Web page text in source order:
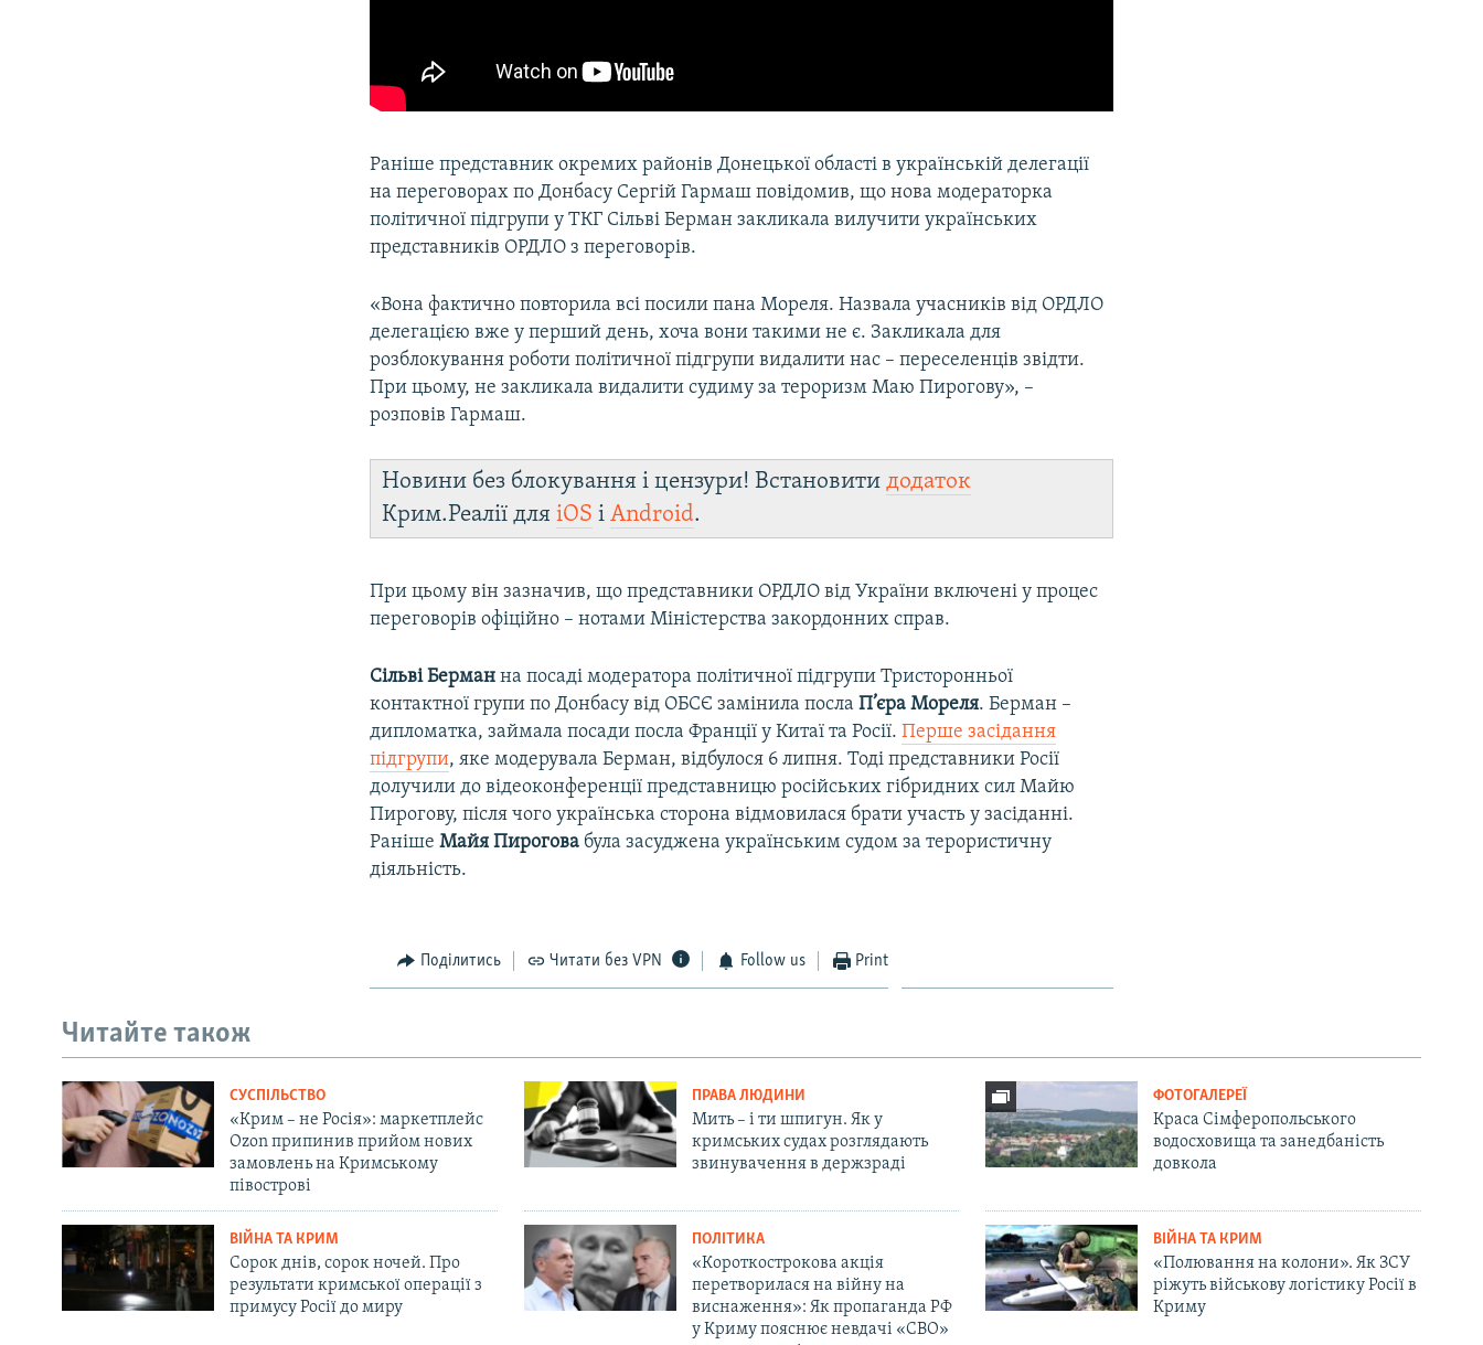
Раніше представник окремих районів Донецької області в українській делегації
на переговорах по Донбасу Сергій Гармаш повідомив, що нова модераторка
політичної підгрупи у ТКГ Сільві Берман закликала вилучити українських
представників ОРДЛО з переговорів.
«Вона фактично повторила всі посили пана Мореля. Назвала учасників від ОРДЛО
делегацією вже у перший день, хоча вони такими не є. Закликала для
розблокування роботи політичної підгрупи видалити нас – переселенців звідти.
При цьому, не закликала видалити судиму за тероризм Маю Пирогову», –
розповів Гармаш.
Новини без блокування і цензури! Встановитидодаток
Крим.Реалії дляiOS іAndroid.
При цьому він зазначив, що представники ОРДЛО від України включені у процес
переговорів офіційно – нотами Міністерства закордонних справ.
Сільві Берман на посаді модератора політичної підгрупи Тристоронньої
контактної групи по Донбасу від ОБСЄ замінила послаП’єра Мореля. Берман –
дипломатка, займала посади посла Франції у Китаї та Росії.Перше засідання
підгрупи, яке модерувала Берман, відбулося 6 липня. Тоді представники Росії
долучили до відеоконференції представницю російських гібридних сил Майю
Пирогову, після чого українська сторона відмовилася брати участь у засіданні.
РанішеМайя Пирогова була засуджена українським судом за терористичну
діяльність.
Поділитись Читати без VPN Follow us Print
Читайте також
СУСПІЛЬСТВО
«Крим – не Росія»: маркетплейс
Ozon припинив прийом нових
замовлень на Кримському
півострові
ПРАВА ЛЮДИНИ
Мить – і ти шпигун. Як у
кримських судах розглядають
звинувачення в держзраді
ФОТОГАЛЕРЕЇ
Краса Сімферопольського
водосховища та занедбаність
довкола
ВІЙНА ТА КРИМ
Сорок днів, сорок ночей. Про
результати кримської операції з
примусу Росії до миру
ПОЛІТИКА
«Короткострокова акція
перетворилася на війну на
виснаження»: Як пропаганда РФ
у Криму пояснює невдачі «СВО»
ВІЙНА ТА КРИМ
«Полювання на колони». Як ЗСУ
ріжуть військову логістику Росії в
Криму